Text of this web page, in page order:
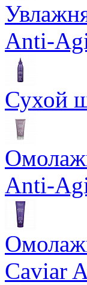
Anti-
Сухой
Anti-
Caviar